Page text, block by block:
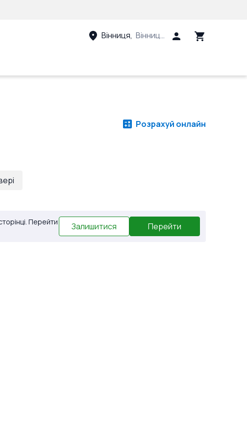
Вінниця, Вінницький район, Вінницька
Розрахуй онлайн
Перейти
Залишитися Перейти